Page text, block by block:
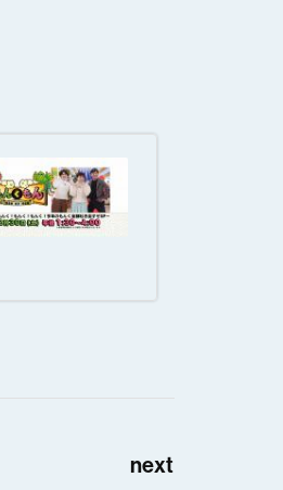
next